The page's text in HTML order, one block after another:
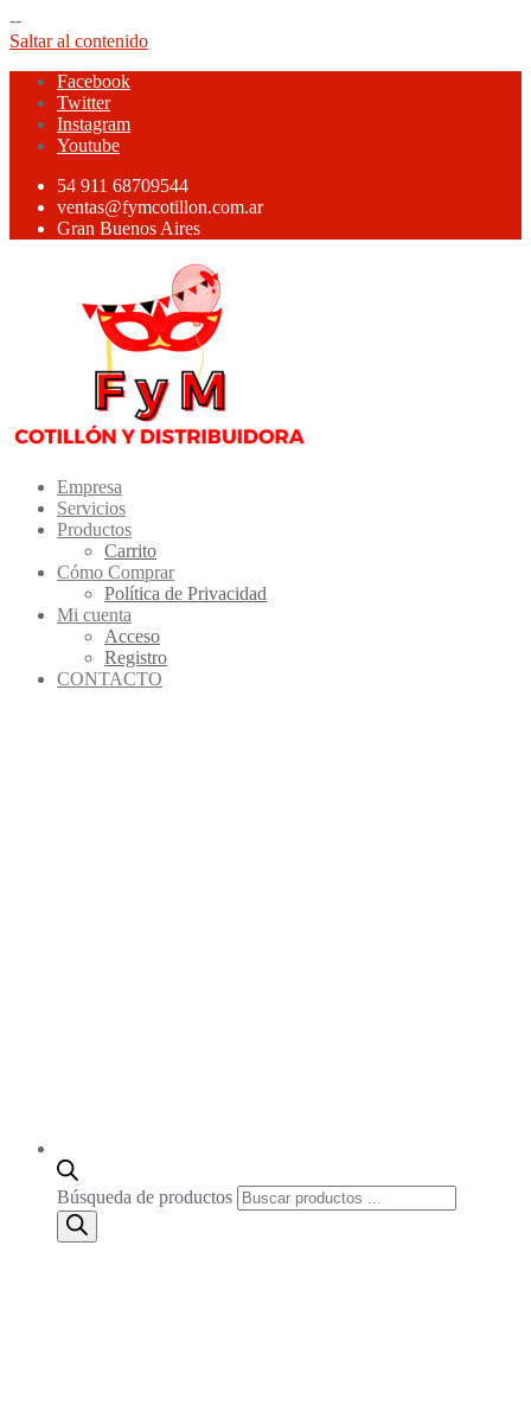
--
Saltar al contenido
Facebook
Twitter
Instagram
Youtube
54 911 68709544
ventas@fymcotillon.com.ar
Gran Buenos Aires
Empresa
Servicios
Productos
Carrito
Cómo Comprar
Política de Privacidad
Mi cuenta
Acceso
Registro
CONTACTO
Búsqueda de productos